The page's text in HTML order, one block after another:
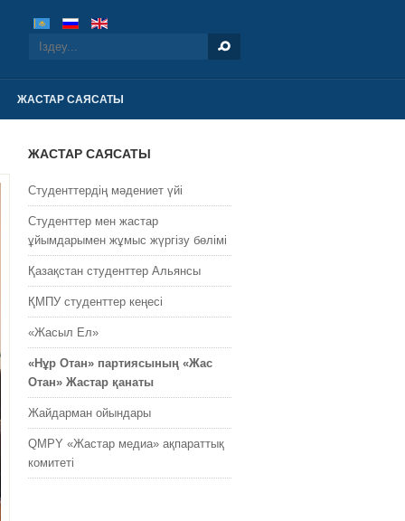
ЖАСТАР САЯСАТЫ
ЖАСТАР САЯСАТЫ
Студенттердің мәдениет үйі
Студенттер мен жастар
ұйымдарымен жұмыс жүргізу бөлімі
Қазақстан студенттер Альянсы
ҚМПУ студенттер кеңесі
«Жасыл Ел»
«Нұр Отан» партиясының «Жас
Отан» Жастар қанаты
Жайдарман ойындары
QMPY «Жастар медиа» ақпараттық
комитеті